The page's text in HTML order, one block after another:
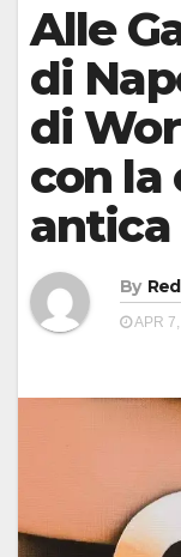
Alle
di
di
con la
antica
By
APR